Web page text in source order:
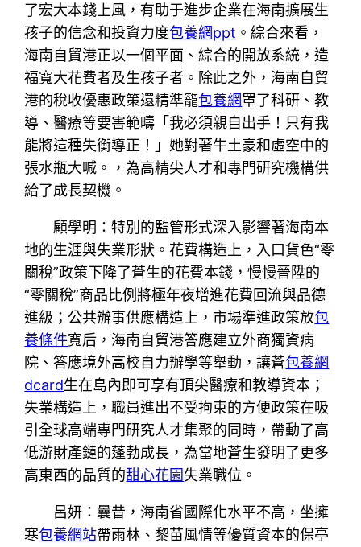
了宏大本錢上風，有助于進步企業在海南擴展生
孩子的信念和投資力度包養網ppt 。綜合來看，
海南自貿港正以一個平面、綜合的開放系統，造
福寬大花費者及生孩子者。除此之外，海南自貿
港的稅收優惠政策還精準籠包養網罩了科研、教
導、醫療等要害範疇「我必須親自出手！只有我
能將這種失衡導正！」她對著牛土豪和虛空中的
張水瓶大喊。，為高精尖人才和專門研究機構供
給了成長契機。
顧學明：特別的監管形式深入影響著海南本
地的生涯與失業形狀。花費構造上，入口貨色“零
關稅”政策下降了蒼生的花費本錢，慢慢晉陞的
“零關稅”商品比例將極年夜增進花費回流與品德
進級；公共辦事供應構造上，市場準進政策放包
養條件寬后，海南自貿港答應建立外商獨資病
院、答應境外高校自力辦學等舉動，讓蒼包養網
dcard生在島內即可享有頂尖醫療和教導資本；
失業構造上，職員進出不受拘束的方便政策在吸
引全球高端專門研究人才集聚的同時，帶動了高
低游財產鏈的蓬勃成長，為當地蒼生發明了更多
高東西的品質的甜心花園失業職位。
呂妍：曩昔，海南省國際化水平不高，坐擁
寒包養網站帶雨林、黎苗風情等優質資本的保亭